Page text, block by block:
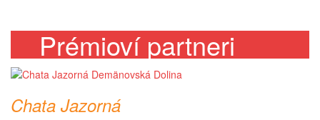
Prémioví partneri
Chata Jazorná